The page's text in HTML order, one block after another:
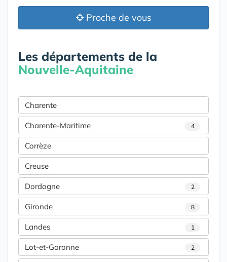
Proche de vous
Les départements de la
Nouvelle-Aquitaine
Charente
Charente-Maritime 4
Corrèze
Creuse
Dordogne 2
Gironde 8
Landes 1
Lot-et-Garonne 2